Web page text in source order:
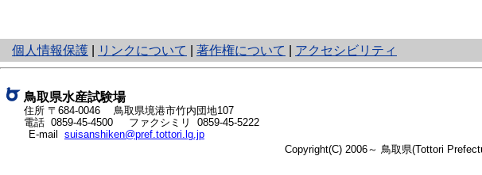
個人情報保護
と
り
ッ
ト
へ
の
リンクについて 著作権について アクセシビリティ
鳥取県水産試験場
住所 〒684-0046
鳥取県境港市竹内団地107
電話 0859-45-4500
ファクシミリ 0859-45-5222
E-mail suisanshiken@pref.tottori.lg.jp
Copyright(C) 2006～ 鳥取県(Tottori